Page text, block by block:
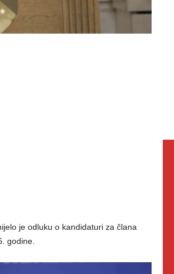
je odluku o kandidaturi za člana
godine.